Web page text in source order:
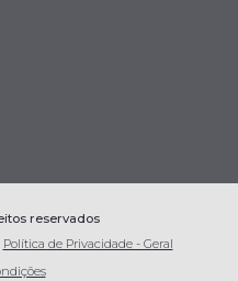
reservados
Política de Privacidade - Geral